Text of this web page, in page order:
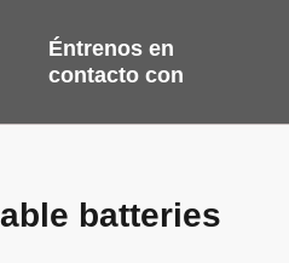
Éntrenos en
contacto con
batteries